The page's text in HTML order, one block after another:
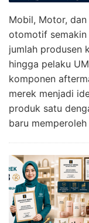
Mobil, Motor,
otomotif
jumlah produsen
hingga pelaku
komponen
merek menjadi
produk satu
baru